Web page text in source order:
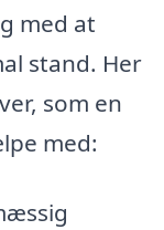
med at
stand. Her
som en
med: